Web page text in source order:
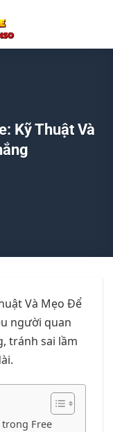
Kỹ Thuật Và
Và Mẹo Để
người quan
tránh sai lầm
Free